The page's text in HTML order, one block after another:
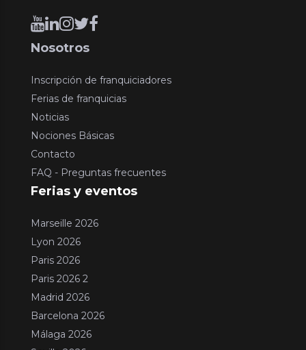
Nosotros
Inscripción de franquiciadores
Ferias de franquicias
Noticias
Nociones Básicas
Contacto
FAQ - Preguntas frecuentes
Ferias y eventos
Marseille 2026
Lyon 2026
Paris 2026
Paris 2026 2
Madrid 2026
Barcelona 2026
Málaga 2026